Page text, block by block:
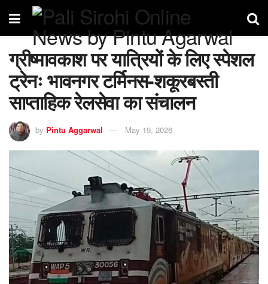
ग्रीष्मावकाश पर यात्रियों के लिए स्पेशल
ट्रेनः भावनगर टर्मिनस-शकूरबस्ती
साप्ताहिक रेलसेवा का संचालन
by Pintu Aggarwal May 19, 2026